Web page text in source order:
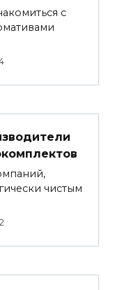
с
чистым